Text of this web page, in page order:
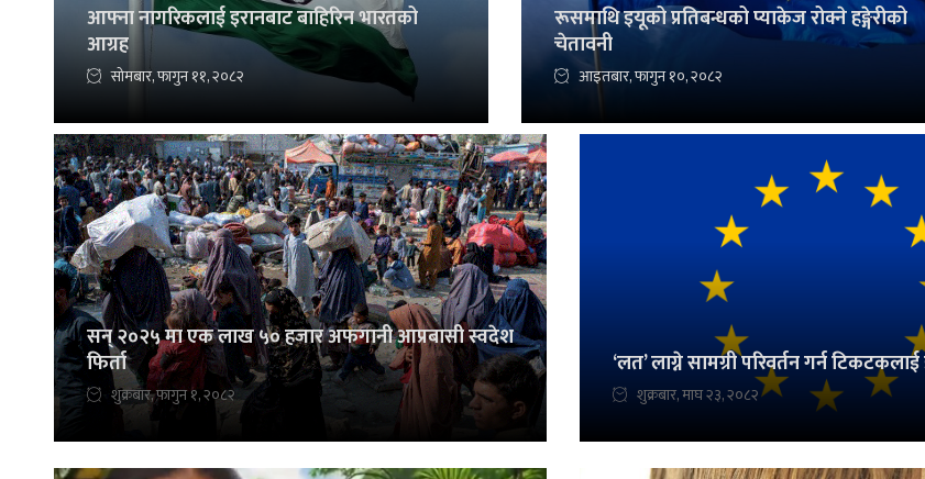
आफ्ना नागरिकलाई इरानबाट बाहिरिन भारतको
आग्रह
सोमबार, फागुन ११, २०८२
रूसमाथि इयूको प्रतिबन्धको प्याकेज रोक्ने हङ्गेरीको
चेतावनी
आइतबार, फागुन १०, २०८२
सन् २०२५ मा एक लाख ५० हजार अफगानी आप्रबासी स्वदेश
फिर्ता
शुक्रबार, फागुन १, २०८२
‘लत’ लाग्ने सामग्री परिवर्तन गर्न
शुक्रबार, माघ २३, २०८२